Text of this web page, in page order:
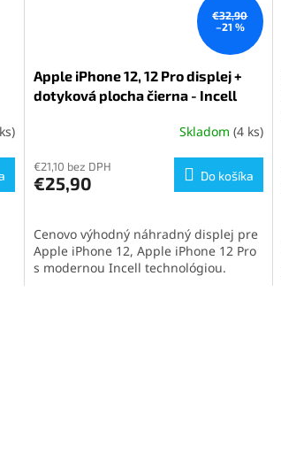
€32,90
–21 %
Apple iPhone 12, 12 Pro displej +
dotyková plocha čierna - Incell
produktu
je
5
hviezdičiek.
Skladom (4 ks)
€21,10 bez DPH
€25,90 Do košíka
Cenovo výhodný náhradný displej pre
Apple iPhone 12, Apple iPhone 12 Pro
s modernou Incell technológiou.